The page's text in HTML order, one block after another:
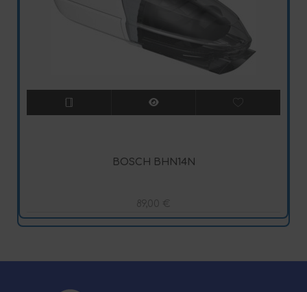
BOSCH BHN14Ν
89,00 €